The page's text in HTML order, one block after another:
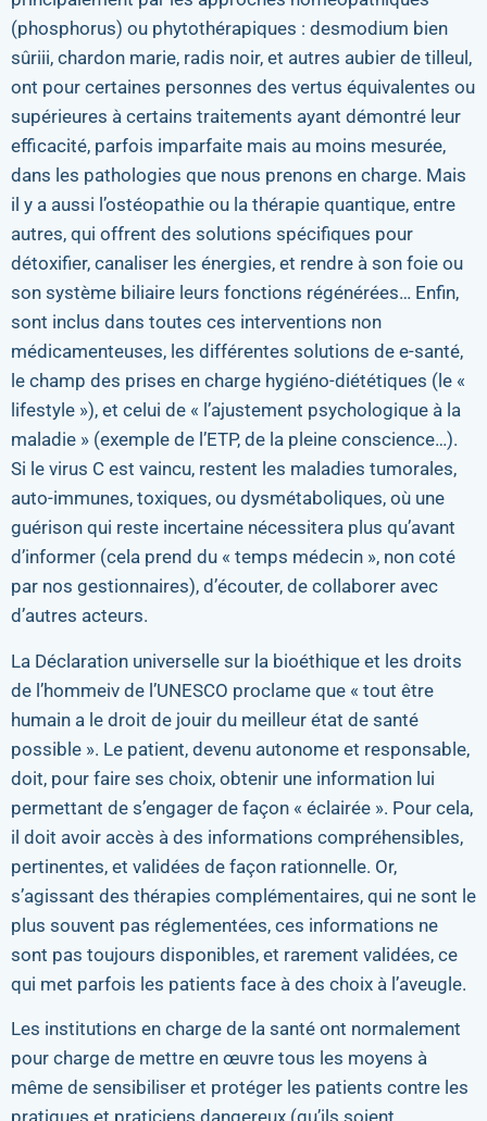
(phosphorus) ou phytothérapiques : desmodium bien
sûriii, chardon marie, radis noir, et autres aubier de tilleul,
ont pour certaines personnes des vertus équivalentes ou
supérieures à certains traitements ayant démontré leur
efficacité, parfois imparfaite mais au moins mesurée,
dans les pathologies que nous prenons en charge. Mais
il y a aussi l’ostéopathie ou la thérapie quantique, entre
autres, qui offrent des solutions spécifiques pour
détoxifier, canaliser les énergies, et rendre à son foie ou
son système biliaire leurs fonctions régénérées… Enfin,
sont inclus dans toutes ces interventions non
médicamenteuses, les différentes solutions de e-santé,
le champ des prises en charge hygiéno-diététiques (le «
lifestyle »), et celui de « l’ajustement psychologique à la
maladie » (exemple de l’ETP, de la pleine conscience…).
Si le virus C est vaincu, restent les maladies tumorales,
auto-immunes, toxiques, ou dysmétaboliques, où une
guérison qui reste incertaine nécessitera plus qu’avant
d’informer (cela prend du « temps médecin », non coté
par nos gestionnaires), d’écouter, de collaborer avec
d’autres acteurs.
La Déclaration universelle sur la bioéthique et les droits
de l’hommeiv de l’UNESCO proclame que « tout être
humain a le droit de jouir du meilleur état de santé
possible ». Le patient, devenu autonome et responsable,
doit, pour faire ses choix, obtenir une information lui
permettant de s’engager de façon « éclairée ». Pour cela,
il doit avoir accès à des informations compréhensibles,
pertinentes, et validées de façon rationnelle. Or,
s’agissant des thérapies complémentaires, qui ne sont le
plus souvent pas réglementées, ces informations ne
sont pas toujours disponibles, et rarement validées, ce
qui met parfois les patients face à des choix à l’aveugle.
Les institutions en charge de la santé ont normalement
pour charge de mettre en œuvre tous les moyens à
même de sensibiliser et protéger les patients contre les